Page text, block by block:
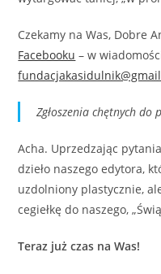
Czekamy na Was, Dobre
Facebooku – w
Zgłoszenia chętnych
Acha. Uprzedzając
dzieło naszego edytora,
uzdolniony plastycznie,
cegiełkę do naszego,
Teraz już czas na Was!